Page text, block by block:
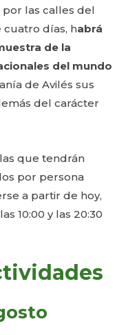
por las calles del
cuatro días, habrá
de la
del mundo
de Avilés sus
del carácter
que tendrán
por persona
a partir de hoy,
10:00 y las 20:30